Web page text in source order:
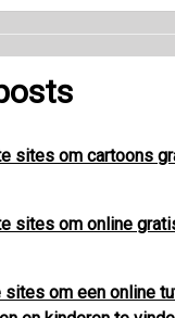
sites om cartoons
sites om online
sites om een ​​online